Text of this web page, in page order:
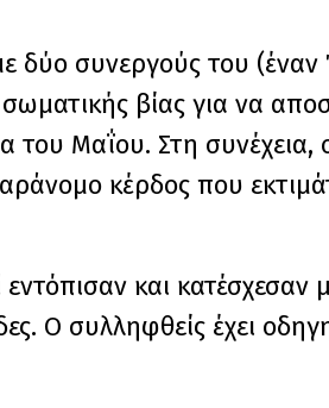
συνεργούς του (έναν
βίας για να
του Μαΐου. Στη συνέχεια,
κέρδος που
και κατέσχεσαν
Ο συλληφθείς έχει